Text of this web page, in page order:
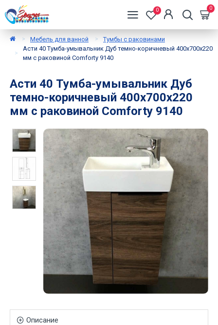
0 0
Мебель для ванной
Тумбы с раковинами
Асти 40 Тумба-умывальник Дуб темно-коричневый 400x700x220
мм с раковиной Comforty 9140
Асти 40 Тумба-умывальник Дуб
темно-коричневый 400x700x220
мм с раковиной Comforty 9140
Описание